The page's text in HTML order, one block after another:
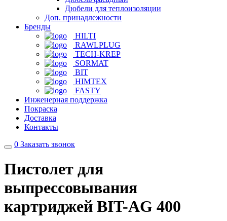
Дюбели для теплоизоляции
Доп. принадлежности
Бренды
HILTI
RAWLPLUG
TECH-KREP
SORMAT
BIT
HIMTEX
FASTY
Инженерная поддержка
Покраска
Доставка
Контакты
0 Заказать звонок
Пистолет для
выпрессовывания
картриджей BIT-AG 400